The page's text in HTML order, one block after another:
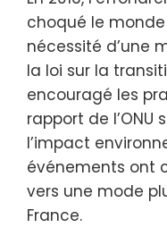
choqué le
nécessité d’une
la loi sur la
encouragé les
rapport de l’ONU
l’impact
événements ont
vers une mode
France.